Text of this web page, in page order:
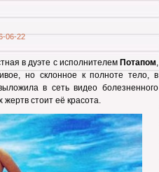
06-22
в дуэте с исполнителем Потапом,
но склонное к полноте тело, в
в сеть видео болезненного
стоит её красота.